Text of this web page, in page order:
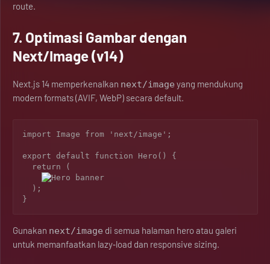
route.
7. Optimasi Gambar dengan
Next/Image (v14)
Next.js 14 memperkenalkan next/image yang mendukung
modern formats (AVIF, WebP) secara default.
import Image from 'next/image';
export default function Hero() {
Gunakan next/image di semua halaman hero atau galeri
untuk memanfaatkan lazy‑load dan responsive sizing.